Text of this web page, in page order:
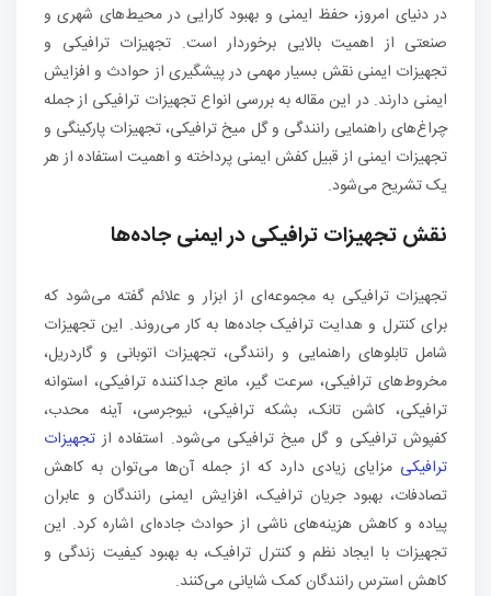
در دنیای امروز، حفظ ایمنی و بهبود کارایی در محیط‌های شهری و
صنعتی از اهمیت بالایی برخوردار است. تجهیزات ترافیکی و
تجهیزات ایمنی نقش بسیار مهمی در پیشگیری از حوادث و افزایش
ایمنی دارند. در این مقاله به بررسی انواع تجهیزات ترافیکی از جمله
چراغ‌های راهنمایی رانندگی و گل میخ ترافیکی، تجهیزات پارکینگی و
تجهیزات ایمنی از قبیل کفش ایمنی پرداخته و اهمیت استفاده از هر
یک تشریح می‌شود.
نقش تجهیزات ترافیکی در ایمنی جاده‌ها
تجهیزات ترافیکی به مجموعه‌ای از ابزار و علائم گفته می‌شود که
برای کنترل و هدایت ترافیک جاده‌ها به کار می‌روند. این تجهیزات
شامل تابلوهای راهنمایی و رانندگی، تجهیزات اتوبانی و گاردریل،
مخروط‌های ترافیکی، سرعت گیر، مانع‌ جداکننده ترافیکی، استوانه
ترافیکی، کاشن تانک، بشکه ترافیکی، نیوجرسی، آینه محدب،
کفپوش ترافیکی و گل میخ‌ ترافیکی می‌شود. استفاده از تجهیزات
ترافیکی مزایای زیادی دارد که از جمله آن‌ها می‌توان به کاهش
تصادفات، بهبود جریان ترافیک، افزایش ایمنی رانندگان و عابران
پیاده و کاهش هزینه‌های ناشی از حوادث جاده‌ای اشاره کرد. این
تجهیزات با ایجاد نظم و کنترل ترافیک، به بهبود کیفیت زندگی و
کاهش استرس رانندگان کمک شایانی می‌کنند.